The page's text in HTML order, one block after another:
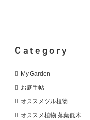
Category
My Garden
お庭手帖
オススメツル植物
オススメ植物 落葉低木